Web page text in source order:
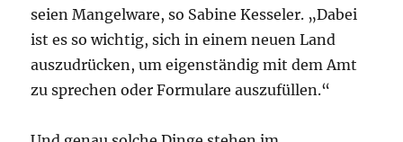
seien Mangelware, so Sabine Kesseler. „Dabei
ist es so wichtig, sich in einem neuen Land
auszudrücken, um eigenständig mit dem Amt
zu sprechen oder Formulare auszufüllen.“